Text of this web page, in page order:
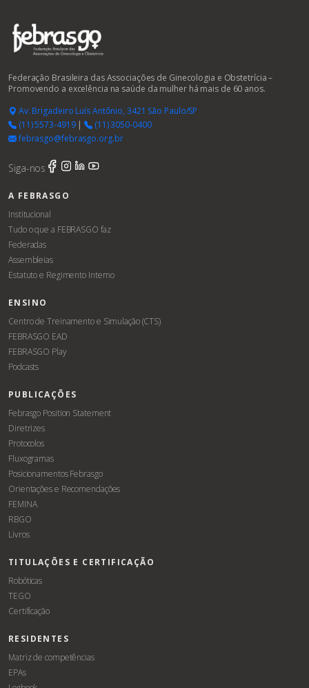
Federação Brasileira das Associações de Ginecologia e Obstetrícia –
Promovendo a excelência na saúde da mulher há mais de 60 anos.
Av. Brigadeiro Luís Antônio, 3421 São Paulo/SP
(11) 5573-4919|
(11) 3050-0400
febrasgo@febrasgo.org.br
Siga-nos
A FEBRASGO
Institucional
Tudo o que a FEBRASGO faz
Federadas
Assembleias
Estatuto e Regimento Interno
ENSINO
Centro de Treinamento e Simulação (CTS)
FEBRASGO EAD
FEBRASGO Play
Podcasts
PUBLICAÇÕES
Febrasgo Position Statement
Diretrizes
Protocolos
Fluxogramas
Posicionamentos Febrasgo
Orientações e Recomendações
FEMINA
RBGO
Livros
TITULAÇÕES E CERTIFICAÇÃO
Robóticas
TEGO
Certificação
RESIDENTES
Matriz de competências
EPAs